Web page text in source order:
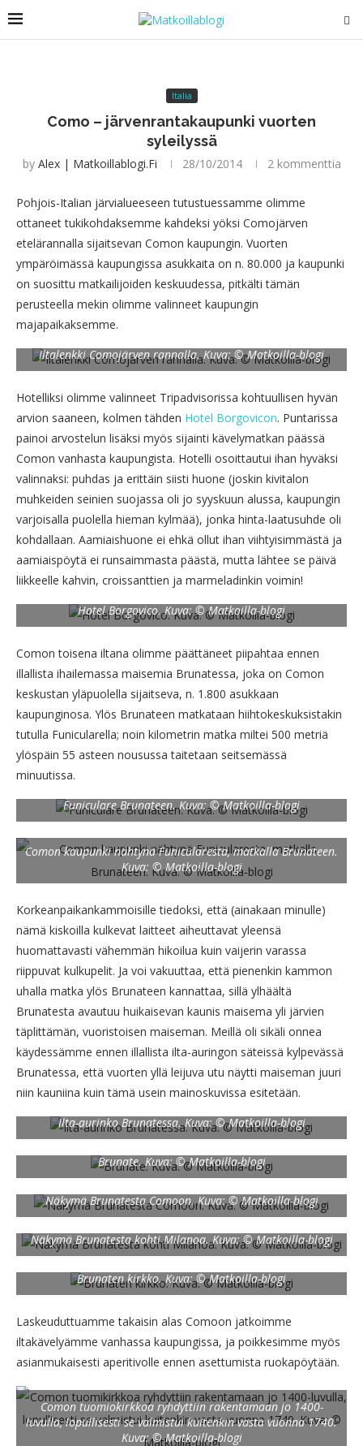
Italia
Como – järvenrantakaupunki vuorten
syleilyssä
by Alex | Matkoillablogi.fi 28/10/2014 2 kommenttia
Pohjois-Italian järvialueeseen tutustuessamme olimme
ottaneet tukikohdaksemme kahdeksi yöksi Comojärven
etelärannalla sijaitsevan Comon kaupungin. Vuorten
ympäröimässä kaupungissa asukkaita on n. 80.000 ja kaupunki
on suosittu matkailijoiden keskuudessa, pitkälti tämän
perusteella mekin olimme valinneet kaupungin
majapaikaksemme.
Iltalenkki Comojärven rannalla. Kuva: © Matkoilla-blogi
Hotelliksi olimme valinneet Tripadvisorissa kohtuullisen hyvän
arvion saaneen, kolmen tähden Hotel Borgovicon. Puntarissa
painoi arvostelun lisäksi myös sijainti kävelymatkan päässä
Comon vanhasta kaupungista. Hotelli osoittautui ihan hyväksi
valinnaksi: puhdas ja erittäin siisti huone (joskin kivitalon
muhkeiden seinien suojassa oli jo syyskuun alussa, kaupungin
varjoisalla puolella hieman kylmää), jonka hinta-laatusuhde oli
kohdallaan. Aamiaishuone ei ehkä ollut ihan viihtyisimmästä ja
aamiaispöytä ei runsaimmasta päästä, mutta lähtee se päivä
liikkeelle kahvin, croissanttien ja marmeladinkin voimin!
Hotel Borgovico. Kuva: © Matkoilla-blogi
Comon toisena iltana olimme päättäneet piipahtaa ennen
illallista ihailemassa maisemia Brunatessa, joka on Comon
keskustan yläpuolella sijaitseva, n. 1.800 asukkaan
kaupunginosa. Ylös Brunateen matkataan hiihtokeskuksistakin
tutulla Funicularella; noin kilometrin matka miltei 500 metriä
ylöspäin 55 asteen nousussa taitetaan seitsemässä
minuutissa.
Funiculare Brunateen. Kuva: © Matkoilla-blogi
Comon kaupunki nähtynä Funicularesta, matkalla Brunateen.
Kuva: © Matkoilla-blogi
Korkeanpaikankammoisille tiedoksi, että (ainakaan minulle)
nämä kiskoilla kulkevat laitteet aiheuttavat yleensä
huomattavasti vähemmän hikoilua kuin vaijerin varassa
riippuvat kulkupelit. Ja voi vakuuttaa, että pienenkin kammon
uhalla matka ylös Brunateen kannattaa, sillä ylhäältä
Brunatesta avautuu huikaisevan kaunis maisema yli järvien
täplittämän, vuoristoisen maiseman. Meillä oli sikäli onnea
käydessämme ennen illallista ilta-auringon säteissä kylpevässä
Brunatessa, että vuorten yllä leijuva utu näytti maiseman juuri
niin kauniina kuin tämä usein mainoskuvissa esitetään.
Ilta-aurinko Brunatessa. Kuva: © Matkoilla-blogi
Brunate. Kuva: © Matkoilla-blogi
Näkymä Brunatesta Comoon. Kuva: © Matkoilla-blogi
Näkymä Brunatesta kohti Milanoa. Kuva: © Matkoilla-blogi
Brunaten kirkko. Kuva: © Matkoilla-blogi
Laskeuduttuamme takaisin alas Comoon jatkoimme
iltakävelyämme vanhassa kaupungissa, ja poikkesimme myös
asianmukaisesti aperitivolle ennen asettumista ruokapöytään.
Comon tuomiokirkkoa ryhdyttiin rakentamaan jo 1400-
luvulla, lopullisesti se valmistui kuitenkin vasta vuonna 1740.
Kuva: © Matkoilla-blogi